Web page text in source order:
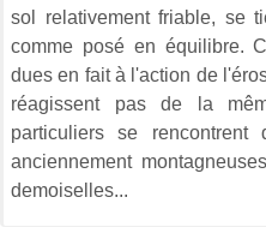
sol relativement friable, se
comme posé en équilibre.
dues en fait à l'action de
réagissent pas de la
particuliers se
anciennement
demoiselles...